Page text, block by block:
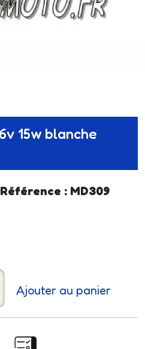
15w blanche
Référence : MD309
Ajouter au panier